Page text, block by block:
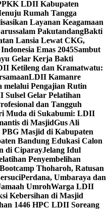
LDII Kabupaten
Rumah Tangga
Layanan Keagamaan
PakutandangBakti
Lansia Lewat CKG,
Emas 2045Sambut
Gelar Kerja Bakti
Ketileng dan Kramatwatu:
LDII Kamanre
Pengajian Rutin
Sulsel Gelar Pelatihan
dan Tangguh
Muda di Sukabumi: LDII
di MasjidGus Ali
Masjid di Kabupaten
Bandung Edukasi Calon
di CiparayJelang Idul
Penyembelihan
Thoharoh, Ratusan
Perdana, Umbaraya dan
UmrohWarga LDII
Kebersihan di Masjid
1446 HPC LDII Soreang